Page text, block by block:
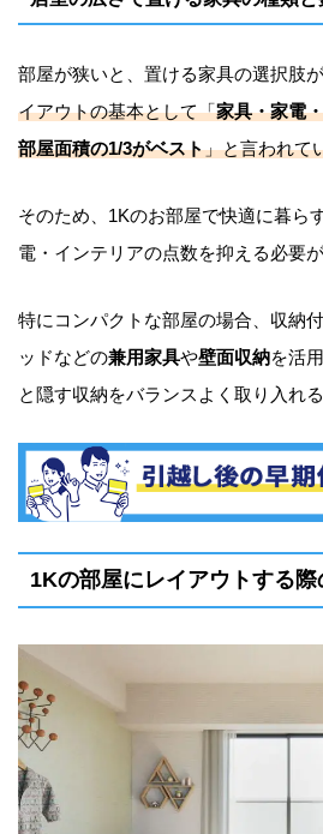
部屋が狭いと、置ける家具の選択肢
イアウトの基本として「家具・家電
部屋面積の1/3がベスト」と言われて
そのため、1Kのお部屋で快適に暮ら
電・インテリアの点数を抑える必要が
特にコンパクトな部屋の場合、収納
ッドなどの兼用家具や壁面収納を活
と隠す収納をバランスよく取り入れ
1Kの部屋にレイアウトする際